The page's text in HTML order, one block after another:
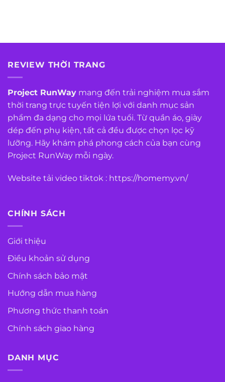
REVIEW THỜI TRANG
Project RunWay mang đến trải nghiệm mua sắm
thời trang trực tuyến tiện lợi với danh mục sản
phẩm đa dạng cho mọi lứa tuổi. Từ quần áo, giày
dép đến phụ kiện, tất cả đều được chọn lọc kỹ
lưỡng. Hãy khám phá phong cách của bạn cùng
Project RunWay mỗi ngày.
Website tải video tiktok : https://homemy.vn/
CHÍNH SÁCH
Giới thiệu
Điều khoản sử dụng
Chính sách bảo mật
Hướng dẫn mua hàng
Phương thức thanh toán
Chính sách giao hàng
DANH MỤC